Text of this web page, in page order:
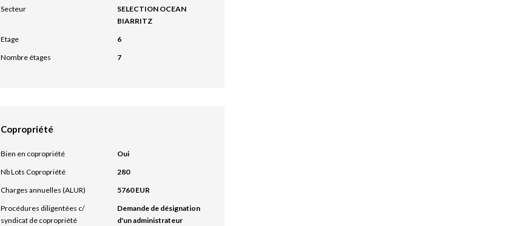
Secteur
SELECTION OCEAN
BIARRITZ
Etage
6
Nombre étages
7
Copropriété
Bien en copropriété
Oui
Nb Lots Copropriété
280
Charges annuelles (ALUR)
5760 EUR
Procédures diligentées c/
syndicat de copropriété
Demande de désignation
d'un administrateur